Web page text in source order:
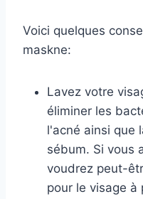
Voici quelques
maskne:
Lavez votre
éliminer les
l'acné ainsi que
sébum. Si vous
voudrez peut-
pour le visage à